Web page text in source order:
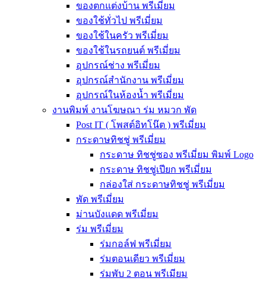
ของตกแต่งบ้าน พรีเมี่ยม
ของใช้ทั่วไป พรีเมี่ยม
ของใช้ในครัว พรีเมี่ยม
ของใช้ในรถยนต์ พรีเมี่ยม
อุปกรณ์ช่าง พรีเมี่ยม
อุปกรณ์สำนักงาน พรีเมี่ยม
อุปกรณ์ในห้องน้ำ พรีเมี่ยม
งานพิมพ์ งานโฆษณา ร่ม หมวก พัด
Post IT ( โพสต์อิทโน๊ต ) พรีเมี่ยม
กระดาษทิชชู่ พรีเมี่ยม
กระดาษ ทิชชู่ซอง พรีเมี่ยม พิมพ์ Logo
กระดาษ ทิชชู่เปียก พรีเมี่ยม
กล่องใส่ กระดาษทิชชู่ พรีเมี่ยม
พัด พรีเมี่ยม
ม่านบังแดด พรีเมี่ยม
ร่ม พรีเมี่ยม
ร่มกอล์ฟ พรีเมี่ยม
ร่มตอนเดียว พรีเมี่ยม
ร่มพับ 2 ตอน พรีเมียม